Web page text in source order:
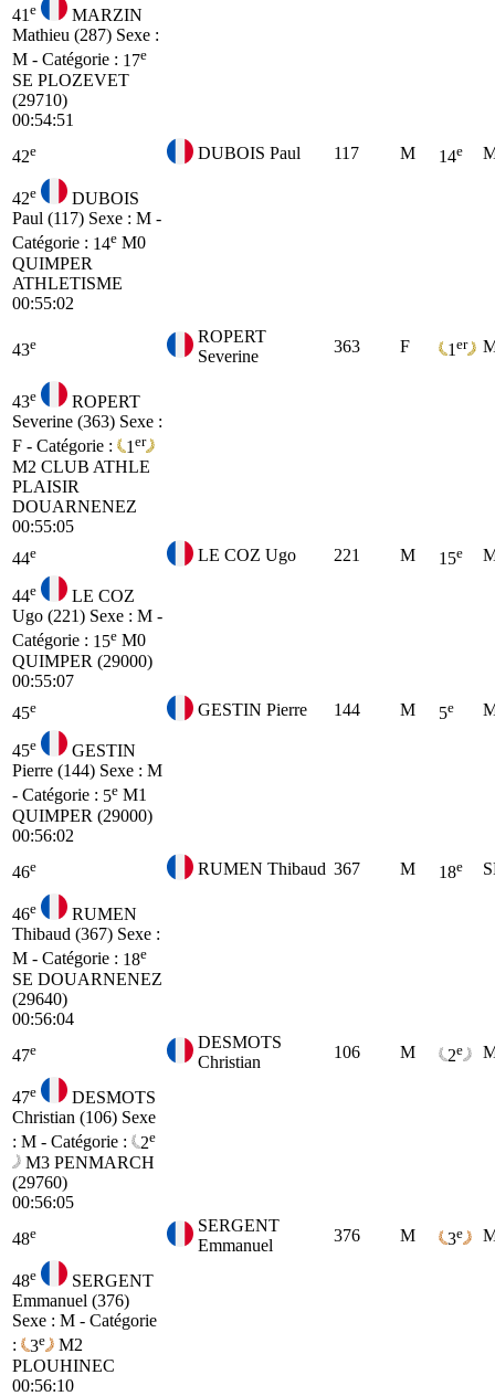
41 e
MARZIN
Mathieu (287) Sexe :
M - Catégorie : 17e
SE PLOZEVET
(29710)
00:54:51
42e DUBOIS Paul 117 M 14e
42e
DUBOIS
Paul (117) Sexe : M -
Catégorie : 14e M0
QUIMPER
ATHLETISME
00:55:02
43e
ROPERT
Severine
363 F 1 er
43e
ROPERT
Severine (363) Sexe :
F - Catégorie :
1 er
M2 CLUB ATHLE
PLAISIR
DOUARNENEZ
00:55:05
44e LE COZ Ugo 221 M 15e
44e
LE COZ
Ugo (221) Sexe : M -
Catégorie : 15e M0
QUIMPER (29000)
00:55:07
45e GESTIN Pierre 144 M 5e
45e
GESTIN
Pierre (144) Sexe : M
- Catégorie : 5e M1
QUIMPER (29000)
00:56:02
46e RUMEN Thibaud 367 M 18e
46e
RUMEN
Thibaud (367) Sexe :
M - Catégorie : 18e
SE DOUARNENEZ
(29640)
00:56:04
47e
DESMOTS
Christian
106 M 2e
47e
DESMOTS
Christian (106) Sexe
: M - Catégorie :
2e
M3 PENMARCH
(29760)
00:56:05
48e
SERGENT
Emmanuel
376 M 3e
48e
SERGENT
Emmanuel (376)
Sexe : M - Catégorie
:
3e
M2
PLOUHINEC
00:56:10